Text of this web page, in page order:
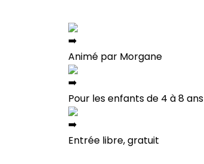
Animé par Morgane
Pour les enfants de 4 à 8 ans
Entrée libre, gratuit